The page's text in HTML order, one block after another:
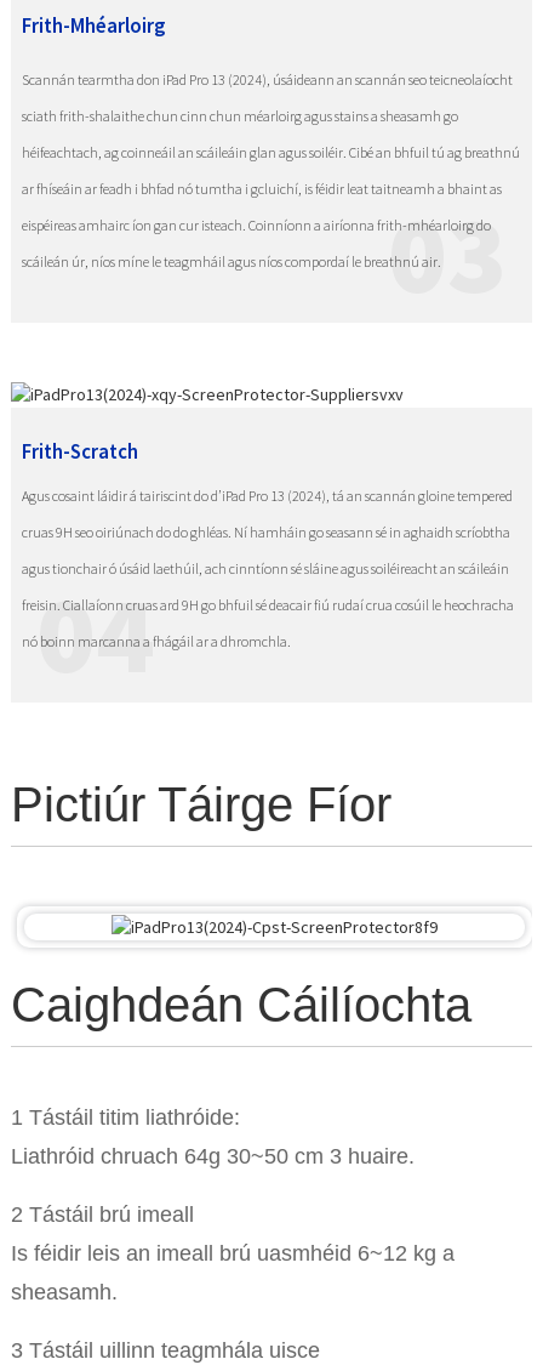
Frith-Mhéarloirg
Scannán tearmtha don iPad Pro 13 (2024), úsáideann an scannán seo teicneolaíocht
sciath frith-shalaithe chun cinn chun méarloirg agus stains a sheasamh go
héifeachtach, ag coinneáil an scáileáin glan agus soiléir. Cibé an bhfuil tú ag breathnú
ar fhíseáin ar feadh i bhfad nó tumtha i gcluichí, is féidir leat taitneamh a bhaint as
eispéireas amhairc íon gan cur isteach. Coinníonn a airíonna frith-mhéarloirg do
scáileán úr, níos míne le teagmháil agus níos compordaí le breathnú air.03
Frith-Scratch
Agus cosaint láidir á tairiscint do d’iPad Pro 13 (2024), tá an scannán gloine tempered
cruas 9H seo oiriúnach do do ghléas. Ní hamháin go seasann sé in aghaidh scríobtha
agus tionchair ó úsáid laethúil, ach cinntíonn sé sláine agus soiléireacht an scáileáin
freisin. Ciallaíonn cruas ard 9H go bhfuil sé deacair fiú rudaí crua cosúil le heochracha
nó boinn marcanna a fhágáil ar a dhromchla.
04
Pictiúr Táirge Fíor
Caighdeán Cáilíochta
1 Tástáil titim liathróide:
Liathróid chruach 64g 30~50 cm 3 huaire.
2 Tástáil brú imeall
Is féidir leis an imeall brú uasmhéid 6~12 kg a
sheasamh.
3 Tástáil uillinn teagmhála uisce